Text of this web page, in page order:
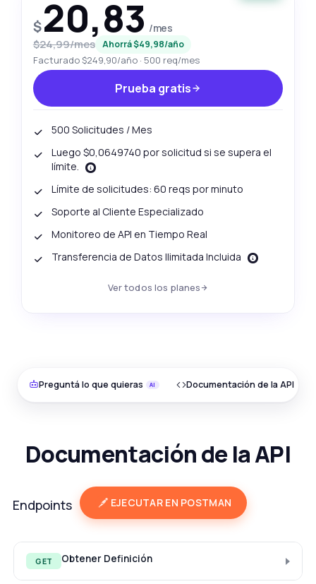
$20,83 /mes
$24,99/mes Ahorrá $49,98/año
Facturado $249,90/año · 500 req/mes
Prueba gratis
500 Solicitudes / Mes
Luego $0,0649740 por solicitud si se supera el
límite.
Límite de solicitudes: 60 reqs por minuto
Soporte al Cliente Especializado
Monitoreo de API en Tiempo Real
Transferencia de Datos Ilimitada Incluida
Ver todos los planes
Preguntá lo que quieras Documentación de la API
Documentación de la API
Endpoints EJECUTAR EN POSTMAN
GET Obtener Definición